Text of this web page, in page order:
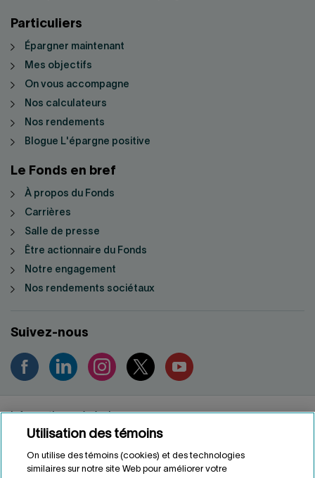
Particuliers
Épargner maintenant
Mes objectifs
On vous accompagne
Nos calculateurs
Nos rendements
Blogue L'épargne positive
Le Fonds en bref
À propos du Fonds
Carrières
Salle de presse
Être actionnaire du Fonds
Notre engagement
Nos rendements sociétaux
Suivez-nous
Informations générales
Renseignements personnels
Conditions d'utilisation
Accessibilité
Utilisation des témoins
On utilise des témoins (cookies) et des technologies
similaires sur notre site Web pour améliorer votre